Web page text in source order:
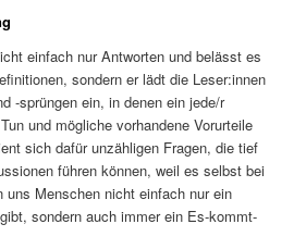
einfach nur Antworten und belässt es
sondern er lädt die Leser:innen
-sprüngen ein, in denen ein jede/r
und mögliche vorhandene Vorurteile
sich dafür unzähligen Fragen, die tief
führen können, weil es selbst bei
uns Menschen nicht einfach nur ein
sondern auch immer ein Es-kommt-